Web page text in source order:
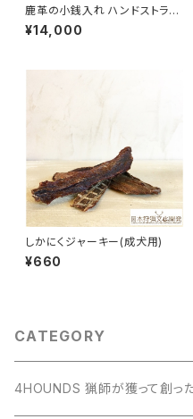
鹿革の小銭入れ ハンドストラッ
プ付
¥14,000
しかにくジャーキー(成犬用)
¥660
CATEGORY
4HOUNDS 猟師が獲って創っ